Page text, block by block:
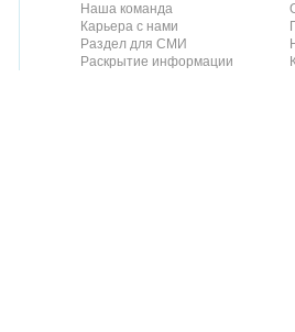
Наша команда
Карьера с нами
Раздел для СМИ
Раскрытие информации